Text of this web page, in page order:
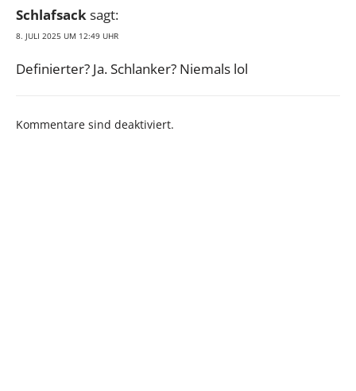
Schlafsacksagt:
8. JULI 2025 UM 12:49 UHR
Definierter? Ja. Schlanker? Niemals lol
Kommentare sind deaktiviert.